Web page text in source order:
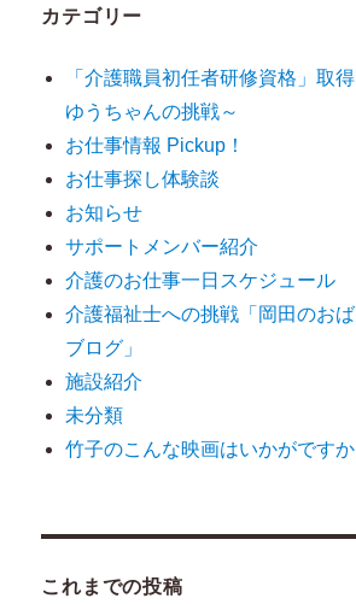
カテゴリー
「介護職員初任者研修資格」取
ゆうちゃんの挑戦～
お仕事情報 Pickup！
お仕事探し体験談
お知らせ
サポートメンバー紹介
介護のお仕事一日スケジュール
介護福祉士への挑戦「岡田のお
ブログ」
施設紹介
未分類
竹子のこんな映画はいかがですか
これまでの投稿